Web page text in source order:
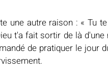
une autre raison : « Tu
t'a fait sortir de là
de pratiquer le jour